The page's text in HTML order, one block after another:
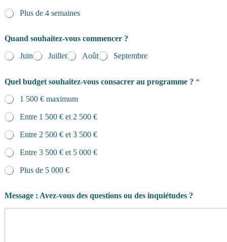
Plus de 4 semaines
o
n
f
d
n
i
l
t
é
*
e
Quand souhaitez-vous commencer ?
Juin
Juillet Août Septembre
Quel budget souhaitez-vous consacrer au programme ? *
1 500 € maximum
Entre 1 500 € et 2 500 €
Entre 2 500 € et 3 500 €
Entre 3 500 € et 5 000 €
Plus de 5 000 €
Message : Avez-vous des questions ou des inquiétudes ?